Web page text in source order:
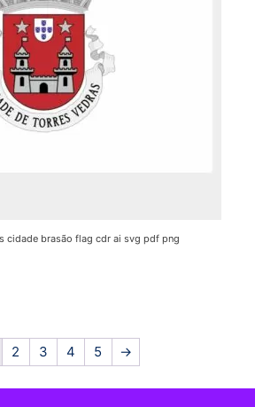
cidade brasão flag cdr ai svg pdf png
2 3 4 5 →